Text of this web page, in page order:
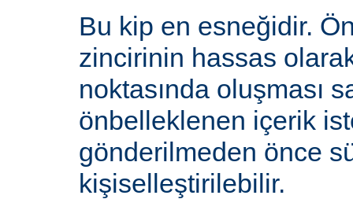
Bu kip en esneğidir.
zincirinin hassas
noktasında oluşması
önbelleklenen içerik
gönderilmeden önce
kişiselleştirilebilir.